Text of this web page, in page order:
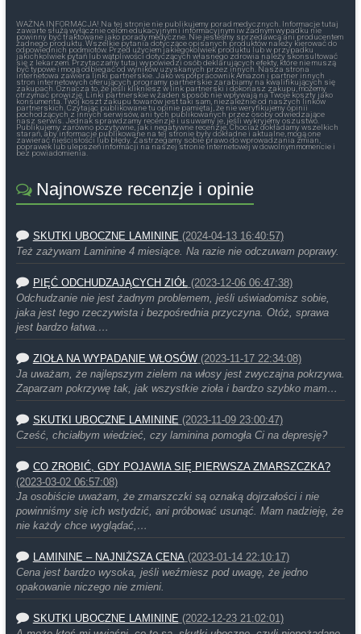
WAŻNA INFORMACJA! Na tej stronie nie publikujemy porad medycznych. Informacje tutaj
zawarte służą wyłącznie celom edukacyjnym i informacyjnym iw żadnym wypadku nie
powinny być traktowane jako porady medyczne. Nie jesteśmy sprzedawcą ani producentem
żadnego produktu. Wszelkie pytania dotyczące opisanych produktów należy kierować do
odpowiednich podmiotów. Przed użyciem jakiegokolwiek produktu lub w przypadku
jakichkolwiek pytań lub wątpliwości dotyczących własnego zdrowia należy skonsultować
się z lekarzem. Przytaczamy tutaj wypowiedzi osób deklarujących efekty, które nie muszą
być typowe i mogą odbiegać od wyników uzyskanych przez innych. Nasza strona
internetowa zawiera linki partnerskie. Jako współpracownik Amazon i partner innych
stron internetowych oferujących programy partnerskie zarabiamy na kwalifikujących się
zakupach. Oznacza to, że jeśli klikniesz w link partnerski i dokonasz zakupu, możemy
otrzymać prowizję. Linki partnerskie w żaden sposób nie wpływają na Twoje koszty jako
konsumenta. Twój koszt zakupu towarów jest taki sam, niezależnie od naszych linków
partnerskich. Czytając publikowane tu opinie pamiętaj, że nie weryfikujemy opinii
pochodzących z innych serwisów, ani tych publikowanych przez osoby odwiedzające
nasz serwis. Jednak sprawdzamy recenzje i usuwamy je, jeśli wykryjemy oszustwo.
Publikujemy zarówno pozytywne, jak i negatywne recenzje. Chociaż dokładamy wszelkich
starań, aby informacje publikowane na tej stronie były dokładne i aktualne, mogą one
zawierać nieścisłości lub błędy. Zastrzegamy sobie prawo do wprowadzania zmian,
poprawek lub ulepszeń informacji na naszej stronie internetowej w dowolnym momencie i
bez powiadomienia.
Najnowsze recenzje i opinie
SKUTKI UBOCZNE LAMININE (2024-04-13 16:40:57)
Też zażywam Laminine 4 miesiące. Na razie nie odczuwam poprawy.
PIĘĆ ODCHUDZAJĄCYCH ZIÓŁ (2023-12-06 06:47:38)
Odchudzanie nie jest żadnym problemem, jeśli uświadomisz sobie,
jaka jest tego rzeczywista i bezpośrednia przyczyna. Otóż, sprawa
jest bardzo łatwa.…
ZIOŁA NA WYPADANIE WŁOSÓW (2023-11-17 22:34:08)
Ja uważam, że najlepszym zielem na włosy jest zwyczajna pokrzywa.
Zaparzam pokrzywę tak, jak wszystkie zioła i bardzo szybko mam…
SKUTKI UBOCZNE LAMININE (2023-11-09 23:00:47)
Cześć, chciałbym wiedzieć, czy laminina pomogła Ci na depresję?
CO ZROBIĆ, GDY POJAWIA SIĘ PIERWSZA ZMARSZCZKA?
(2023-03-02 06:57:08)
Ja osobiście uważam, że zmarszczki są oznaką dojrzałości i nie
powinniśmy się ich wstydzić, ani próbować usunąć. Mam nadzieję, że
nie każdy chce wyglądać,…
LAMININE – NAJNIŻSZA CENA (2023-01-14 22:10:17)
Cena jest bardzo wysoka, jeśli weźmiesz pod uwagę, że jedno
opakowanie niczego nie zmieni.
SKUTKI UBOCZNE LAMININE (2022-12-23 21:02:01)